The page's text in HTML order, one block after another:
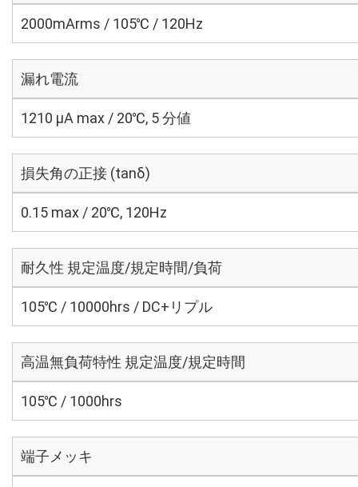
2000mArms / 105℃ / 120Hz
漏れ電流
1210 μA max / 20℃, 5 分値
損失角の正接 (tanδ)
0.15 max / 20℃, 120Hz
耐久性 規定温度/規定時間/負荷
105℃ / 10000hrs / DC+リプル
高温無負荷特性 規定温度/規定時間
105℃ / 1000hrs
端子メッキ